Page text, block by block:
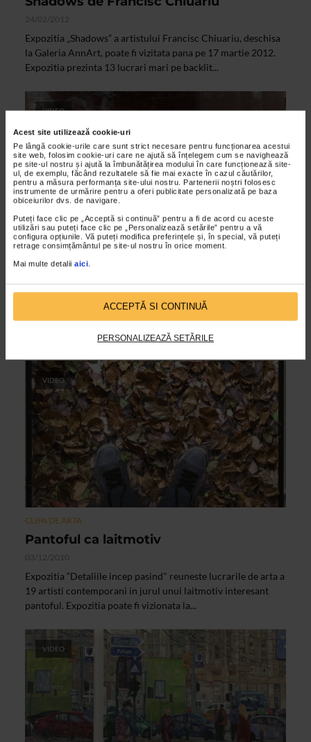
Acest site utilizează cookie-uri
Pe lângă cookie-urile care sunt strict necesare pentru funcționarea acestui
site web, folosim cookie-uri care ne ajută să înțelegem cum se navighează
pe site-ul nostru și ajută la îmbunătățirea modului în care funcționează site-
ul, de exemplu, făcând rezultatele să fie mai exacte în cazul căutărilor,
pentru a măsura performanța site-ului nostru. Partenerii noștri folosesc
instrumente de urmărire pentru a oferi publicitate personalizată pe baza
obiceiurilor dvs. de navigare.
Puteți face clic pe „Acceptă si continuă” pentru a fi de acord cu aceste
utilizări sau puteți face clic pe „Personalizează setările” pentru a vă
configura opțiunile. Vă puteți modifica preferințele și, în special, vă puteți
retrage consimțământul pe site-ul nostru în orice moment.
Mai multe detalii aici.
ACCEPTĂ SI CONTINUĂ
PERSONALIZEAZĂ SETĂRILE
24/02/2012
Expozitia „Shadows” a artistului Francisc Chiuariu, deschisa
la Galeria AnnArt, poate fi vizitata pana pe 17 martie 2012.
Expozitia prezinta 13 lucrari mari pe backlit...
VIDEO
CLIPA DE ARTA
Outdoor de Francisc Chiuariu
27/01/2012
In lucrarile reunite sub titlul Outdoor, artistul Francisc
Chiuariu a inregistrat pe durata unui an de zile oamenii care
traverseaza Piata Unirii din capitala. Profitand...
VIDEO
CLIPA DE ARTA
Pantoful ca laitmotiv
03/12/2010
Expozitia “Detaliile incep pasind" reuneste lucrarile de arta a
19 artisti contemporani in jurul unui laitmotiv interesant
pantoful. Expozitia poate fi vizionata la...
VIDEO